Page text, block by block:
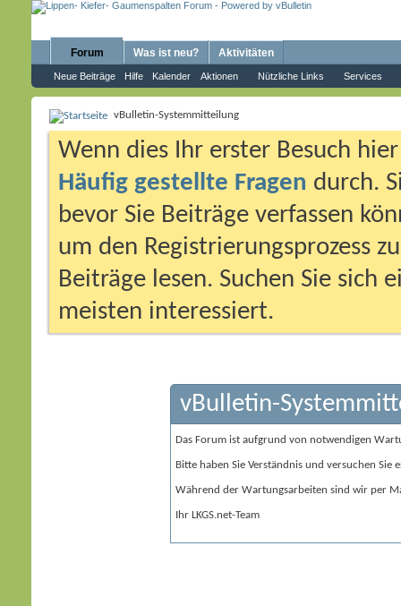
Forum
Neue Beiträge Hilfe Kalender Aktionen Nützliche Links Services
Was ist neu? Aktivitäten
vBulletin-Systemmitteilung
Wenn dies Ihr erster Besuch
Häufig gestellte Fragen durch.
bevor Sie Beiträge verfassen
um den Registrierungsprozess
Beiträge lesen. Suchen Sie sich
meisten interessiert.
vBulletin-
Das Forum ist aufgrund von notwendigen
Bitte haben Sie Verständnis und versuchen Sie
Während der Wartungsarbeiten sind wir per
Ihr LKGS.net-Team